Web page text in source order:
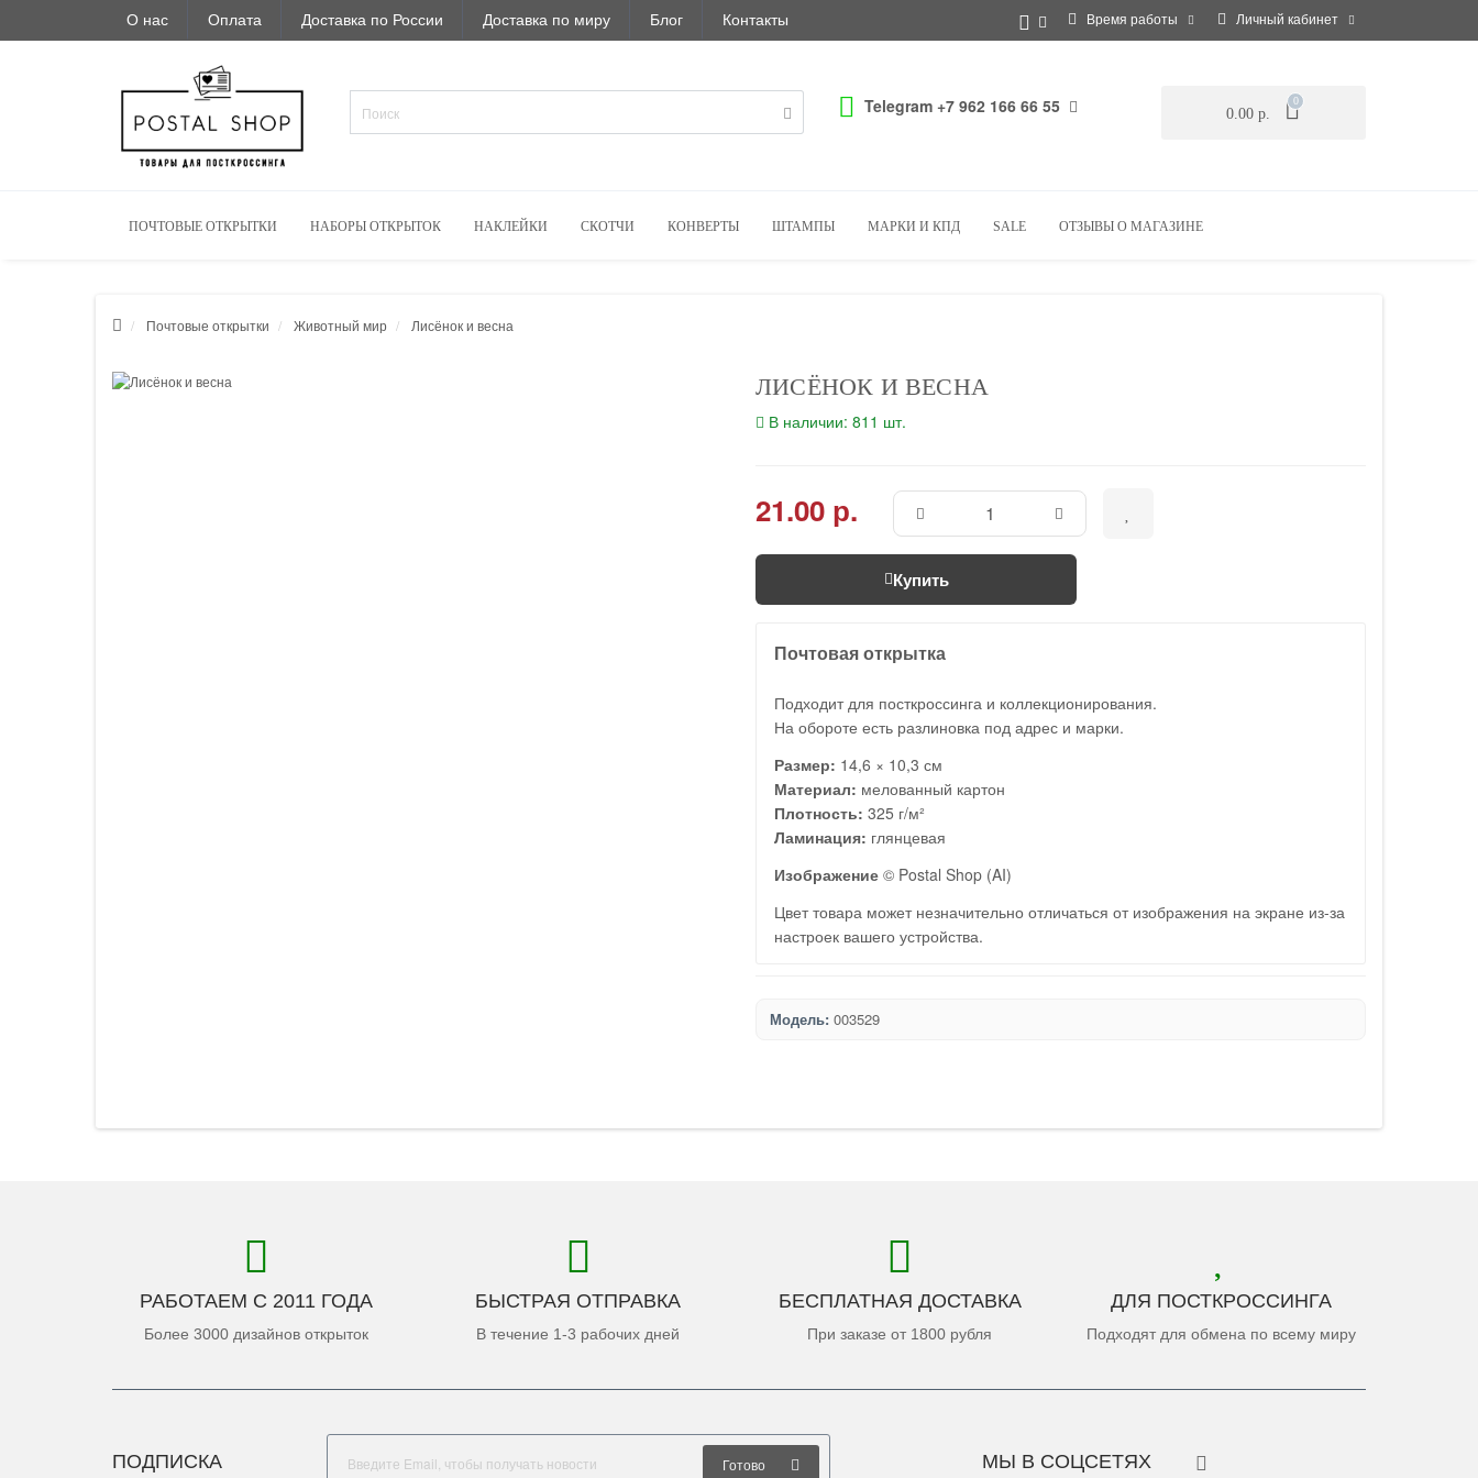
О нас Оплата Доставка по России Доставка по миру Блог Контакты Время работы Личный кабинет
Telegram +7 962 166 66 55 0.00 р.
0
ПОЧТОВЫЕ ОТКРЫТКИ НАБОРЫ ОТКРЫТОК НАКЛЕЙКИ СКОТЧИ КОНВЕРТЫ ШТАМПЫ МАРКИ И КПД SALE ОТЗЫВЫ О МАГАЗИНЕ
Почтовые открытки Животный мир Лисёнок и весна
ЛИСЁНОК И ВЕСНА
В наличии: 811 шт.
21.00 р.
Купить
Почтовая открытка
Подходит для посткроссинга и коллекционирования.
На обороте есть разлиновка под адрес и марки.
Размер: 14,6 × 10,3 см
Материал: мелованный картон
Плотность: 325 г/м²
Ламинация: глянцевая
Изображение © Postal Shop (AI)
Цвет товара может незначительно отличаться от изображения на экране из-за
настроек вашего устройства.
Модель: 003529
РАБОТАЕМ С 2011 ГОДА
Более 3000 дизайнов открыток
БЫСТРАЯ ОТПРАВКА
В течение 1-3 рабочих дней
БЕСПЛАТНАЯ ДОСТАВКА
При заказе от 1800 рубля
ДЛЯ ПОСТКРОССИНГА
Подходят для обмена по всему миру
ПОДПИСКА Готово МЫ В СОЦСЕТЯХ